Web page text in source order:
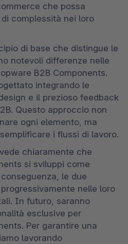
che possa
complessità nei loro
di base che distingue le
notevoli differenze nelle
B2B Components.
integrando le
e il prezioso feedback
Questo approccio non
ogni elemento, ma
i flussi di lavoro.
chiaramente che
si sviluppi come
le due
nelle loro
In futuro, saranno
esclusive per
Per garantire una
lavorando